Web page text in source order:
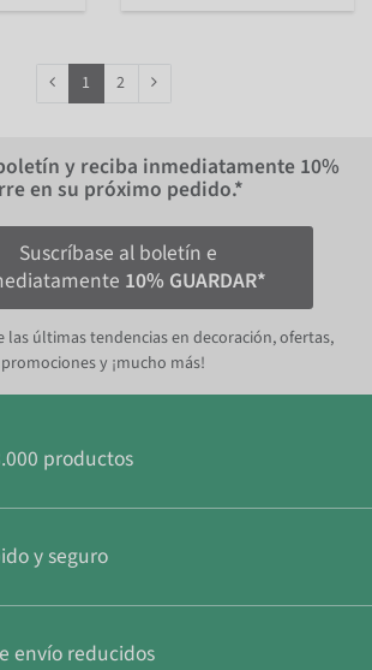
1 2
y reciba inmediatamente 10%
en su próximo pedido.*
Suscríbase al boletín e
10% GUARDAR*
las últimas tendencias en decoración, ofertas,
promociones y ¡mucho más!
productos
y seguro
envío reducidos